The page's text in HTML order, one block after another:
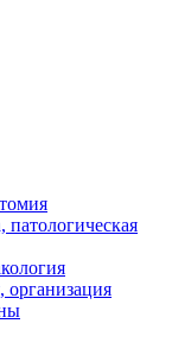
организация